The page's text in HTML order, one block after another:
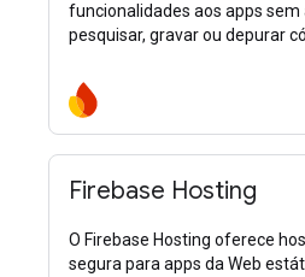
funcionalidades aos apps sem
pesquisar, gravar ou depurar
Firebase Hosting
O Firebase Hosting oferece
segura para apps da Web